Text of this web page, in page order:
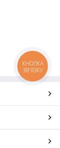
КНОПКА
ЗВ'ЯЗКУ